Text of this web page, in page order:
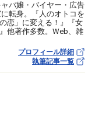
バ嬢・バイヤー・広告
転身。『人のオトコを
恋」に変える！』『女
他著作多数。Web、雑
プロフィール詳細
執筆記事一覧